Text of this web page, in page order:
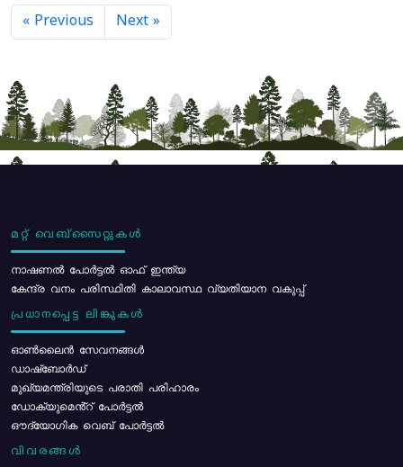
« Previous Next »
മറ്റ് വെബ്സൈറ്റുകൾ
നാഷണൽ പോർട്ടൽ ഓഫ് ഇന്ത്യ
കേന്ദ്ര വനം പരിസ്ഥിതി കാലാവസ്ഥ വ്യതിയാന വകുപ്പ്
പ്രധാനപ്പെട്ട ലിങ്കുകൾ
ഓൺലൈൻ സേവനങ്ങൾ
ഡാഷ്ബോർഡ്
മുഖ്യമന്ത്രിയുടെ പരാതി പരിഹാരം
ഡോക്യുമെൻ്റ് പോർട്ടൽ
ഔദ്യോഗിക വെബ് പോർട്ടൽ
വിവരങ്ങൾ